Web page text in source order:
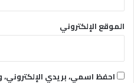
الموقع الإلكتروني
احفظ اسمي، بريدي الإلكتروني،